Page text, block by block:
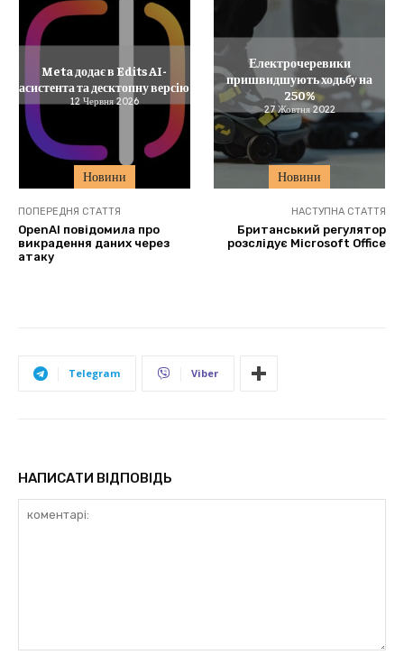
Новини
Meta додає в Edits AI-
асистента та десктопну версію
12 Червня 2026
Новини
Електрочеревики
пришвидшують ходьбу на
250%
27 Жовтня 2022
ПОПЕРЕДНЯ СТАТТЯ
OpenAI повідомила про
викрадення даних через
атаку
НАСТУПНА СТАТТЯ
Британський регулятор
розслідує Microsoft Office
Telegram Viber
НАПИСАТИ ВІДПОВІДЬ